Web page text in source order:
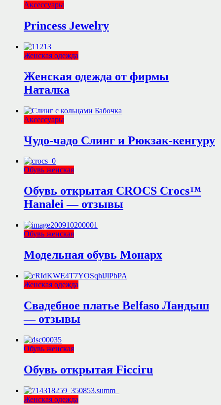
Аксессуары
Princess Jewelry
Женская одежда
Женская одежда от фирмы
Наталка
Аксессуары
Чудо-чадо Слинг и Рюкзак-кенгуру
Обувь женская
Обувь открытая CROCS Crocs™
Hanalei — отзывы
Обувь женская
Модельная обувь Монарх
Женская одежда
Свадебное платье Belfaso Ландыш
— отзывы
Обувь женская
Обувь открытая Ficciru
Женская одежда